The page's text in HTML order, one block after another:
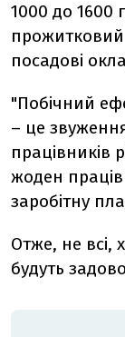
1000 до 1600
прожитковий
посадові
"Побічний
– це
працівників
жоден
заробітну
Отже, не всі,
будуть